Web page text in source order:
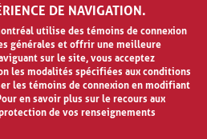
de résultat quegarage à vélo
DE NAVIGATION.
utilise des témoins de connexion
générales et offrir une meilleure
sur le site, vous acceptez
les modalités spécifiées aux conditions
les témoins de connexion en modifiant
en savoir plus sur le recours aux
de vos renseignements